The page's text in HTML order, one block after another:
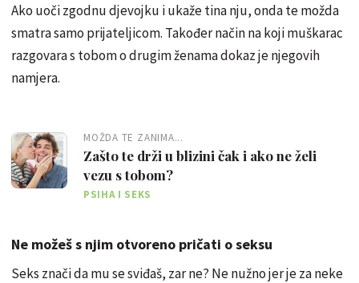
Ako uoči zgodnu djevojku i ukaže tina nju, onda te možda
smatra samo prijateljicom. Također način na koji muškarac
razgovara s tobom o drugim ženama dokaz je njegovih
namjera.
MOŽDA TE ZANIMA...
Zašto te drži u blizini čak i ako ne želi
vezu s tobom?
PSIHA I SEKS
Ne možeš s njim otvoreno pričati o seksu
Seks znači da mu se sviđaš, zar ne? Ne nužno jer je za neke